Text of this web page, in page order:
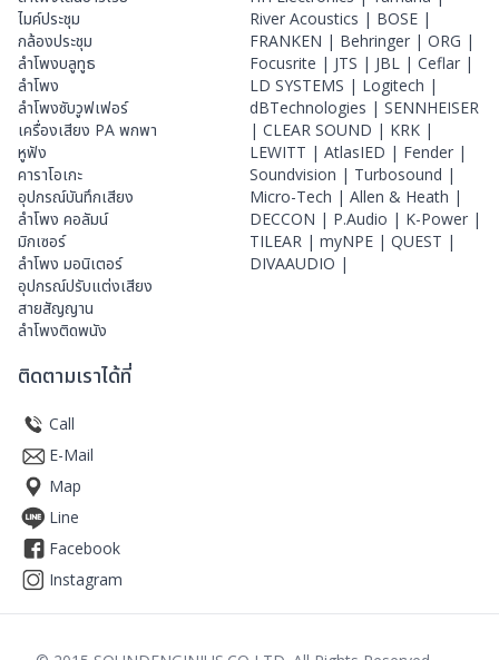
ไมค์ประชุม
กล้องประชุม
ลำโพงบลูทูธ
ลำโพง
ลำโพงซับวูฟเฟอร์
เครื่องเสียง PA พกพา
หูฟัง
คาราโอเกะ
อุปกรณ์บันทึกเสียง
ลำโพง คอลัมน์
มิกเซอร์
ลำโพง มอนิเตอร์
อุปกรณ์ปรับแต่งเสียง
สายสัญญาน
ลำโพงติดพนัง
River Acoustics | BOSE |
FRANKEN | Behringer | ORG |
Focusrite | JTS | JBL | Ceflar |
LD SYSTEMS | Logitech |
dBTechnologies | SENNHEISER
| CLEAR SOUND | KRK |
LEWITT | AtlasIED | Fender |
Soundvision | Turbosound |
Micro-Tech | Allen & Heath |
DECCON | P.Audio | K-Power |
TILEAR | myNPE | QUEST |
DIVAAUDIO |
ติดตามเราได้ที่
Call
E-Mail
Map
Line
Facebook
Instagram